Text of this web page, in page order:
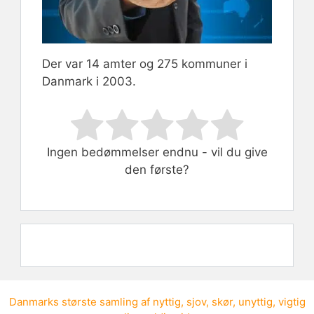
Der var 14 amter og 275 kommuner i
Danmark i 2003.
Rate this item:
Submit Rating
Ingen bedømmelser endnu - vil du give
den første?
Danmarks største samling af nyttig, sjov, skør, unyttig, vigtig